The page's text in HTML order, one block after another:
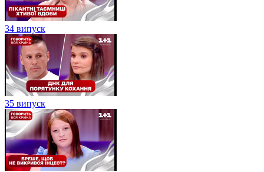
34 випуск
35 випуск